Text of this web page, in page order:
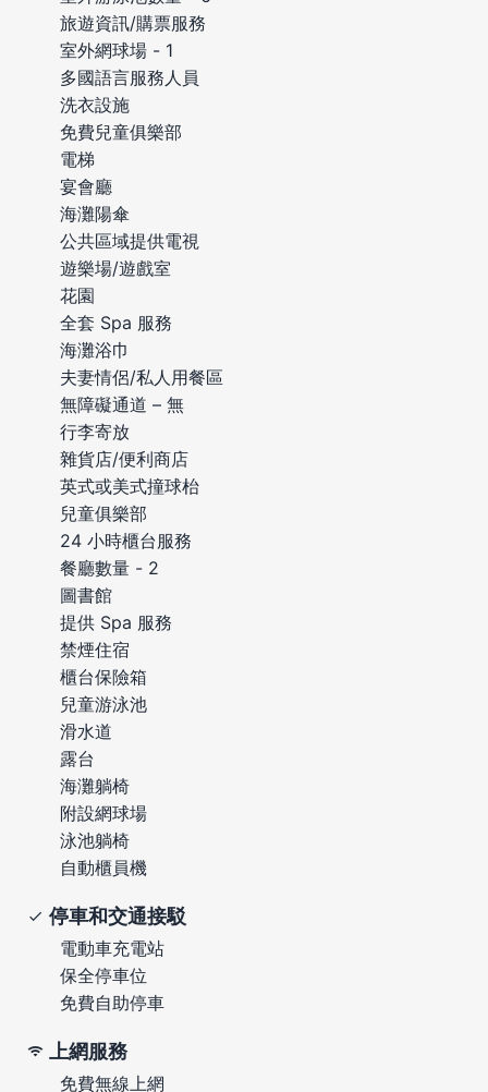
旅遊資訊/購票服務
室外網球場 - 1
多國語言服務人員
洗衣設施
免費兒童俱樂部
電梯
宴會廳
海灘陽傘
公共區域提供電視
遊樂場/遊戲室
花園
全套 Spa 服務
海灘浴巾
夫妻情侶/私人用餐區
無障礙通道 – 無
行李寄放
雜貨店/便利商店
英式或美式撞球枱
兒童俱樂部
24 小時櫃台服務
餐廳數量 - 2
圖書館
提供 Spa 服務
禁煙住宿
櫃台保險箱
兒童游泳池
滑水道
露台
海灘躺椅
附設網球場
泳池躺椅
自動櫃員機
停車和交通接駁
電動車充電站
保全停車位
免費自助停車
上網服務
免費無線上網